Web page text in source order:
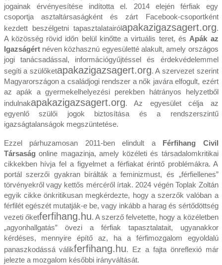
jogainak érvényesítése indította el. 2014 elején férfiak egy
csoportja asztaltársaságként és zárt Facebook‑csoportként
kezdett beszélgetni tapasztalatairólapakazigazsagert.org.
A közösség rövid időn belül kinőtte a virtuális teret, és Apák az
Igazságértnéven közhasznú egyesületté alakult, amely országos
jogi tanácsadással, információgyűjtéssel és érdekvédelemmel
segíti a szülőketapakazigazsagert.org. A szervezet szerint
Magyarországon a családjogi rendszer a nők javára elfogult, ezért
az apák a gyermekelhelyezési perekben hátrányos helyzetből
indulnakapakazigazsagert.org. Az egyesület célja az
egyenlő szülői jogok biztosítása és a rendszerszintű
igazságtalanságok megszüntetése.
Ezzel párhuzamosan 2011‑ben elindult a Férfihang Civil
Társaság online magazinja, amely közéleti és társadalomkritikai
cikkekben hívja fel a figyelmet a férfiakat érintő problémákra. A
portál szerzői gyakran bírálták a feminizmust, és „férfiellenes”
törvényekről vagy kettős mércéről írtak. 2024 végén Toplak Zoltán
egyik cikke önkritikusan megkérdezte, hogy a szerzők valóban a
férfilét egészét mutatják‑e be, vagy inkább a harag és sértődöttség
vezeti őketferfihang.hu. A szerző felvetette, hogy a közéletben
„agyonhallgatás” övezi a férfiak tapasztalatait, ugyanakkor
kérdéses, mennyire építő az, ha a férfimozgalom egyoldalú
panaszkodássá válikferfihang.hu. Ez a fajta önreflexió már
jelezte a mozgalom későbbi irányváltását.